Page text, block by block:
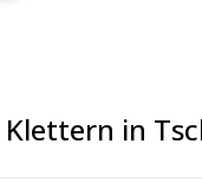
Klettern in